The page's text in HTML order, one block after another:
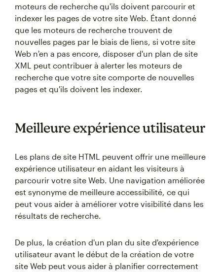
moteurs de recherche qu'ils doivent parcourir et
indexer les pages de votre site Web. Étant donné
que les moteurs de recherche trouvent de
nouvelles pages par le biais de liens, si votre site
Web n'en a pas encore, disposer d'un plan de site
XML peut contribuer à alerter les moteurs de
recherche que votre site comporte de nouvelles
pages et qu'ils doivent les indexer.
Meilleure expérience utilisateur
Les plans de site HTML peuvent offrir une meilleure
expérience utilisateur en aidant les visiteurs à
parcourir votre site Web. Une navigation améliorée
est synonyme de meilleure accessibilité, ce qui
peut vous aider à améliorer votre visibilité dans les
résultats de recherche.
De plus, la création d'un plan du site d'expérience
utilisateur avant le début de la création de votre
site Web peut vous aider à planifier correctement